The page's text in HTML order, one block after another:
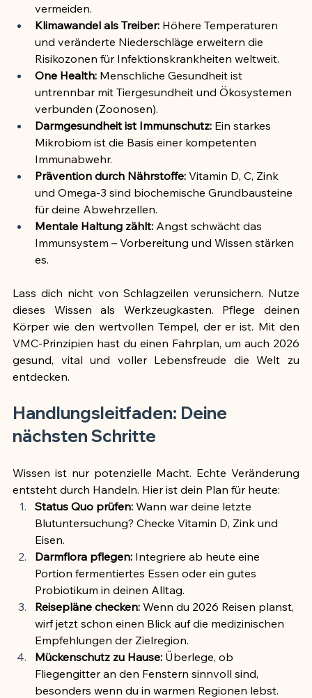
vermeiden.
Klimawandel als Treiber: Höhere Temperaturen
und veränderte Niederschläge erweitern die
Risikozonen für Infektionskrankheiten weltweit.
One Health: Menschliche Gesundheit ist
untrennbar mit Tiergesundheit und Ökosystemen
verbunden (Zoonosen).
Darmgesundheit ist Immunschutz: Ein starkes
Mikrobiom ist die Basis einer kompetenten
Immunabwehr.
Prävention durch Nährstoffe: Vitamin D, C, Zink
und Omega-3 sind biochemische Grundbausteine
für deine Abwehrzellen.
Mentale Haltung zählt: Angst schwächt das
Immunsystem – Vorbereitung und Wissen stärken
es.
Lass dich nicht von Schlagzeilen verunsichern. Nutze
dieses Wissen als Werkzeugkasten. Pflege deinen
Körper wie den wertvollen Tempel, der er ist. Mit den
VMC-Prinzipien hast du einen Fahrplan, um auch 2026
gesund, vital und voller Lebensfreude die Welt zu
entdecken.
Handlungsleitfaden: Deine
nächsten Schritte
Wissen ist nur potenzielle Macht. Echte Veränderung
entsteht durch Handeln. Hier ist dein Plan für heute:
Status Quo prüfen: Wann war deine letzte
Blutuntersuchung? Checke Vitamin D, Zink und
Eisen.
Darmflora pflegen: Integriere ab heute eine
Portion fermentiertes Essen oder ein gutes
Probiotikum in deinen Alltag.
Reisepläne checken: Wenn du 2026 Reisen planst,
wirf jetzt schon einen Blick auf die medizinischen
Empfehlungen der Zielregion.
Mückenschutz zu Hause: Überlege, ob
Fliegengitter an den Fenstern sinnvoll sind,
besonders wenn du in warmen Regionen lebst.